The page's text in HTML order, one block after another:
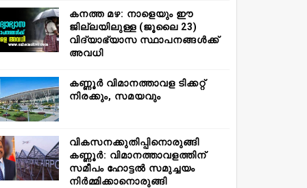
കനത്ത മഴ: നാളെയും ഈ
ജില്ലയിലുള്ള (ജൂലൈ 23)
വിദ്യാഭ്യാസ സ്ഥാപനങ്ങൾക്ക്
അവധി
കണ്ണൂർ വിമാനത്താവള ടിക്കറ്റ്
നിരക്കും, സമയവും
വികസനക്കുതിപ്പിനൊരുങ്ങി
കണ്ണൂർ: വിമാനത്താവളത്തിന്
സമീപം ഹോട്ടൽ സമുച്ചയം
നിർമ്മിക്കാനൊരുങ്ങി